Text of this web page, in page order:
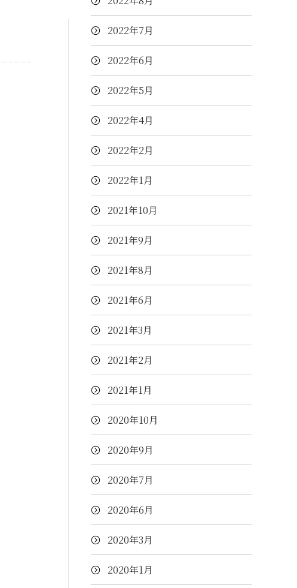
2022年7月
2022年6月
2022年5月
2022年4月
2022年2月
2022年1月
2021年10月
2021年9月
2021年8月
2021年6月
2021年3月
2021年2月
2021年1月
2020年10月
2020年9月
2020年7月
2020年6月
2020年3月
2020年1月